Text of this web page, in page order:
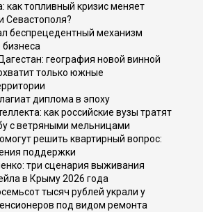
как топливный кризис меняет
Севастополя?
беспрецедентный механизм
бизнеса
география новой винной
только южные
диплома в эпоху
как российские вузы тратят
с ветряными мельницами
решить квартирный вопрос:
поддержки
три сценария выживания
в Крыму 2026 года
тысяч рублей украли у
под видом ремонта